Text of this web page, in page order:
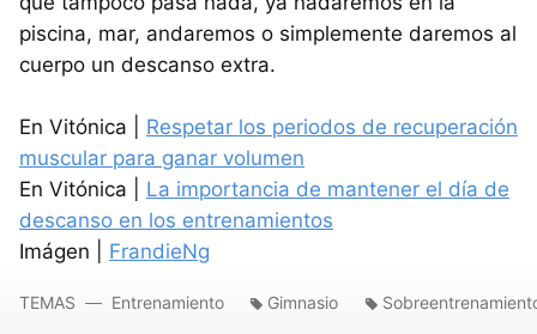
piscina, mar, andaremos o simplemente daremos al
cuerpo un descanso extra.
En Vitónica | Respetar los periodos de recuperación
muscular para ganar volumen
En Vitónica | La importancia de mantener el día de
descanso en los entrenamientos
Imágen | FrandieNg
TEMAS Entrenamiento Gimnasio